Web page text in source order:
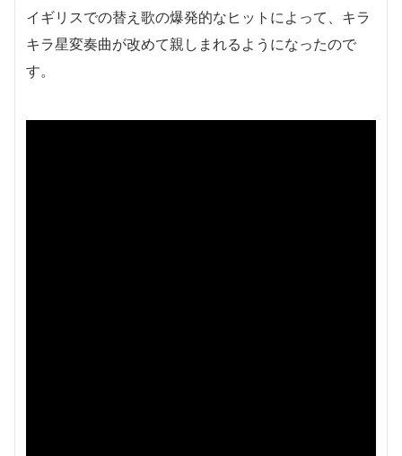
イギリスでの替え歌の爆発的なヒットによって、キラ
キラ星変奏曲が改めて親しまれるようになったので
す。